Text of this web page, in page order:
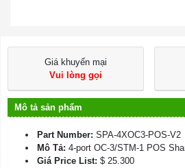
Giá khuyến mại
Vui lòng gọi
Mô tả sản phẩm
Part Number: SPA-4XOC3-POS-V2
Mô Tả: 4-port OC-3/STM-1 POS
Giá Price List: $ 25.300